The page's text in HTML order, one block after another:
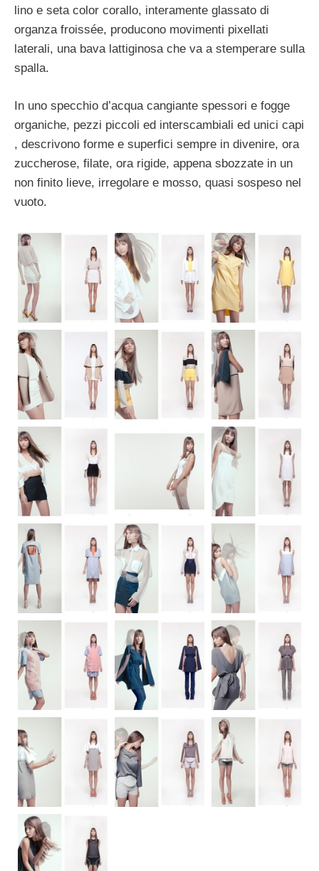
lino e seta color corallo, interamente glassato di
organza froissée, producono movimenti pixellati
laterali, una bava lattiginosa che va a stemperare sulla
spalla.
In uno specchio d’acqua cangiante spessori e fogge
organiche, pezzi piccoli ed interscambiali ed unici capi
, descrivono forme e superfici sempre in divenire, ora
zuccherose, filate, ora rigide, appena sbozzate in un
non finito lieve, irregolare e mosso, quasi sospeso nel
vuoto.